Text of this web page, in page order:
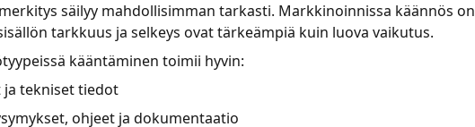
säilyy mahdollisimman tarkasti. Markkinoinnissa käännös on
tarkkuus ja selkeys ovat tärkeämpiä kuin luova vaikutus.
kääntäminen toimii hyvin:
ja tekniset tiedot
ohjeet ja dokumentaatio